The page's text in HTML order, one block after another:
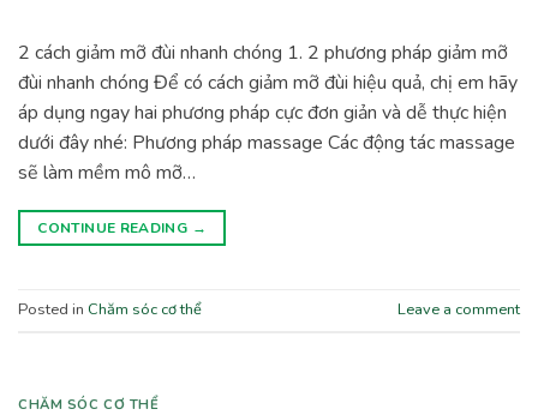
2 cách giảm mỡ đùi nhanh chóng 1. 2 phương pháp giảm mỡ
đùi nhanh chóng Để có cách giảm mỡ đùi hiệu quả, chị em hãy
áp dụng ngay hai phương pháp cực đơn giản và dễ thực hiện
dưới đây nhé: Phương pháp massage Các động tác massage
sẽ làm mềm mô mỡ…
CONTINUE READING →
Posted in Chăm sóc cơ thể Leave a comment
CHĂM SÓC CƠ THỂ